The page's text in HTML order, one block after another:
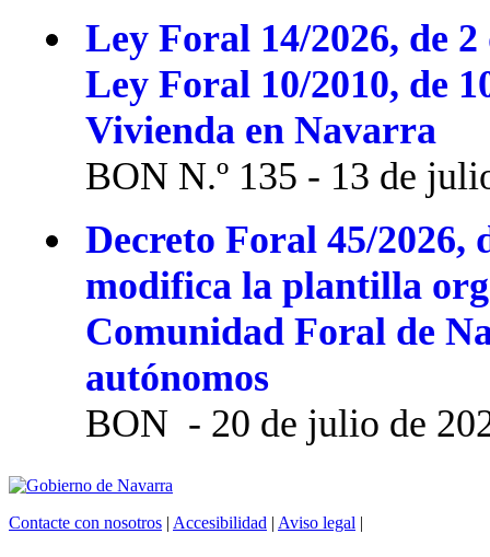
Ley Foral 14/2026, de
Ley Foral 10/2010, de
Vivienda en Navarra
BON N.º 135 - 13 de
Decreto Foral 45/2026,
modifica la plantilla
Comunidad Foral de
autónomos
BON - 20 de julio de
Contacte con nosotros | Accesibilidad | Aviso legal |